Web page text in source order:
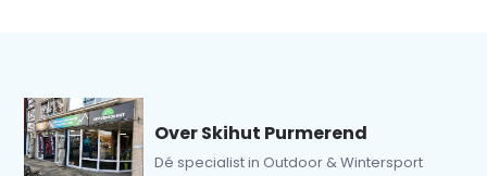
Over Skihut Purmerend
Dé specialist in Outdoor & Wintersport